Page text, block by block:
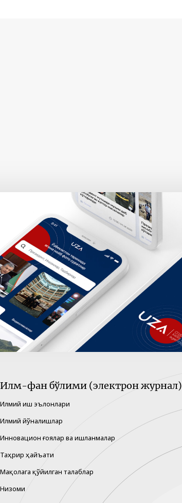
Илм-фан бўлими (электрон журнал)
Илмий иш эълонлари
Илмий йўналишлар
Инновацион ғоялар ва ишланмалар
Таҳрир ҳайъати
Мақолага қўйилган талаблар
Низоми